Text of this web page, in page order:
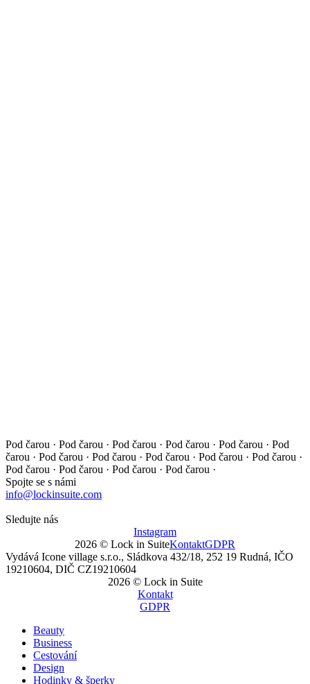
Pod čarou · Pod čarou · Pod čarou · Pod čarou · Pod čarou · Pod
čarou · Pod čarou · Pod čarou · Pod čarou · Pod čarou · Pod čarou ·
Pod čarou · Pod čarou · Pod čarou · Pod čarou ·
Spojte se s námi
info@lockinsuite.com
Sledujte nás
Instagram
2026 © Lock in SuiteKontaktGDPR
Vydává Icone village s.r.o., Sládkova 432/18, 252 19 Rudná, IČO
19210604, DIČ CZ19210604
2026 © Lock in Suite
Kontakt
GDPR
Beauty
Business
Cestování
Design
Hodinky & šperky